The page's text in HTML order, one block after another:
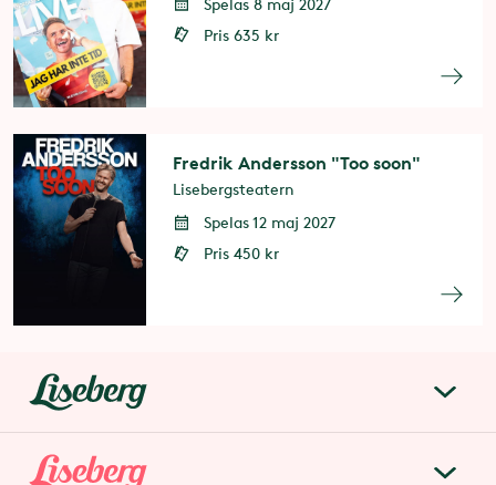
Pris 635 kr
Fredrik Andersson "Too soon"
Lisebergsteatern
Spelas 12 maj 2027
Pris 450 kr
liseberg.se